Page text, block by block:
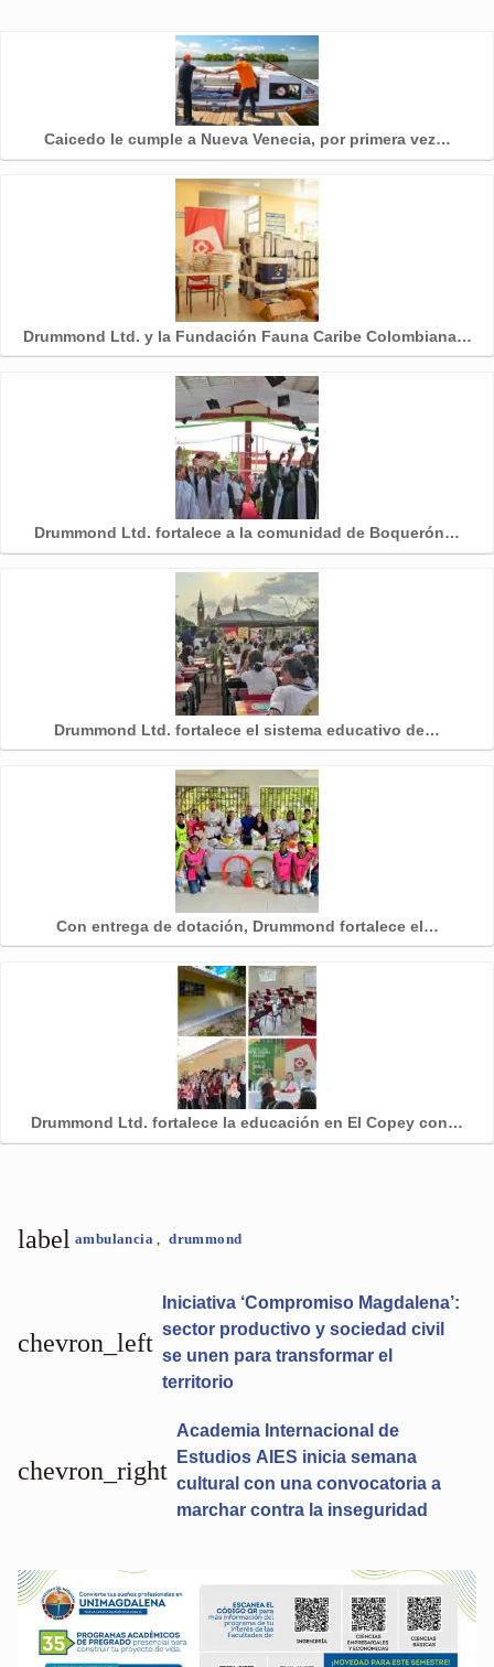
Caicedo le cumple a Nueva Venecia, por primera vez…
Drummond Ltd. y la Fundación Fauna Caribe Colombiana…
Drummond Ltd. fortalece a la comunidad de Boquerón…
Drummond Ltd. fortalece el sistema educativo de…
Con entrega de dotación, Drummond fortalece el…
Drummond Ltd. fortalece la educación en El Copey con…
label ambulancia, drummond
chevron_left
Iniciativa ‘Compromiso Magdalena’:
sector productivo y sociedad civil
se unen para transformar el
territorio
Academia Internacional de
Estudios AIES inicia semana
cultural con una convocatoria a
marchar contra la inseguridad
chevron_right